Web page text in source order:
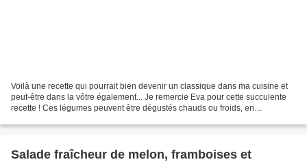
Voilà une recette qui pourrait bien devenir un classique dans ma cuisine et
peut-être dans la vôtre également... Je remercie Eva pour cette succulente
recette ! Ces légumes peuvent être dégustés chauds ou froids, en
Salade fraîcheur de melon, framboises et